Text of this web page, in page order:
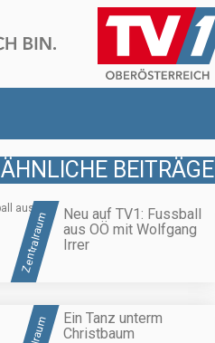
ÄHNLICHE BEITRÄGE
Zentralraum
Neu auf TV1: Fussball
aus OÖ mit Wolfgang
Irrer
Ein Tanz unterm
Christbaum